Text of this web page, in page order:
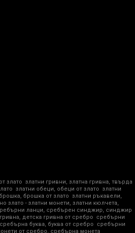
злато златни гривни, златна гривна, твърда
златни обеци, обеци от злато златни
брошка от злато златни ръкавели,
злато - златни монети, златни кюлчета,
ланци, сребърен синджир, синджир
детска гривна от сребро
сребърни
буква, буква от сребро
сребърни
от сребро, сребърна монета